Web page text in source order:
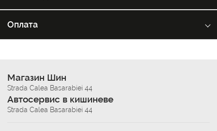
Оплата
Магазин Шин
Strada Calea Basarabiei 44
Автосервис в кишиневе
Strada Calea Basarabiei 44